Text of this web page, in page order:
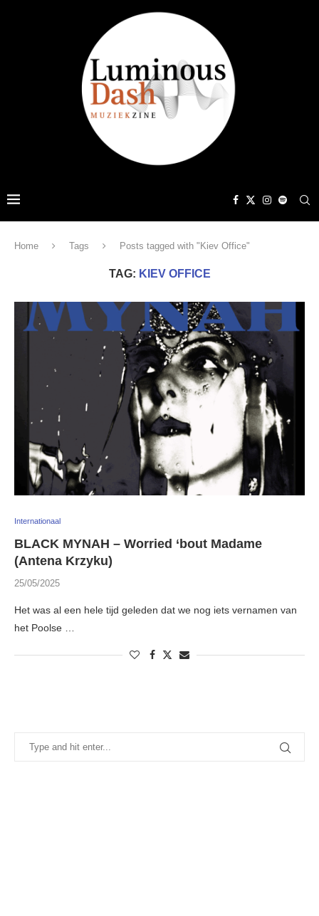
Home Tags Posts tagged with "Kiev Office"
TAG: KIEV OFFICE
Internationaal
BLACK MYNAH – Worried ‘bout Madame
(Antena Krzyku)
25/05/2025
Het was al een hele tijd geleden dat we nog iets vernamen van
het Poolse …